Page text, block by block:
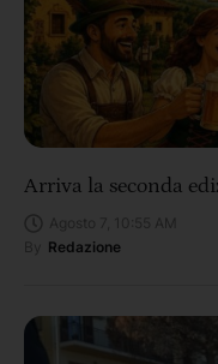
Arriva la seconda
Redazione